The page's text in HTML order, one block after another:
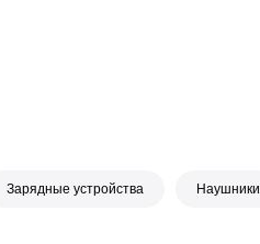
Зарядные устройства Наушники